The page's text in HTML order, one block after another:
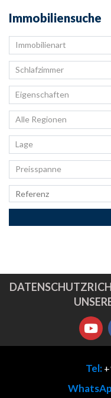
Immobiliensuche
Immobilienart
Schlafzimmer
Eigenschaften
Alle Regionen
Lage
Preisspanne
Tel: